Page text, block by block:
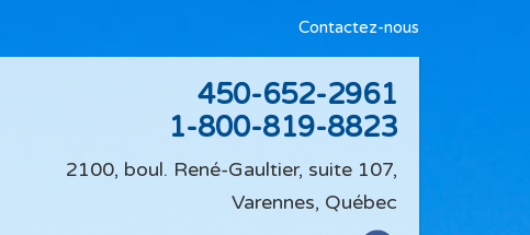
Contactez-nous
450-652-2961
1-800-819-8823
2100, boul. René-Gaultier, suite 107,
Varennes, Québec